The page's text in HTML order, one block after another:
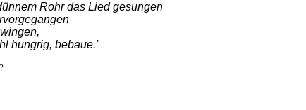
Rohr das Lied gesungen
hungrig, bebaue.'